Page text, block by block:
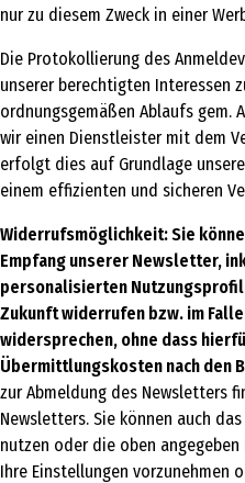
nur zu diesem Zweck in einer
Die Protokollierung des
unserer berechtigten Interessen
ordnungsgemäßen Ablaufs gem.
wir einen Dienstleister mit dem
erfolgt dies auf Grundlage
einem effizienten und sicheren
Widerrufsmöglichkeit: Sie
Empfang unserer Newsletter,
personalisierten
Zukunft widerrufen bzw. im
widersprechen, ohne dass
Übermittlungskosten nach den
zur Abmeldung des Newsletters
Newsletters. Sie können auch das
nutzen oder die oben
Ihre Einstellungen vorzunehmen